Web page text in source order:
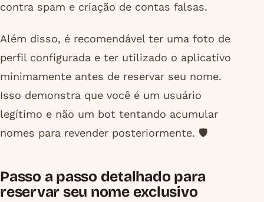
contra spam e criação de contas falsas.
Além disso, é recomendável ter uma foto de
perfil configurada e ter utilizado o aplicativo
minimamente antes de reservar seu nome.
Isso demonstra que você é um usuário
legítimo e não um bot tentando acumular
nomes para revender posteriormente. 🛡️
Passo a passo detalhado para
reservar seu nome exclusivo